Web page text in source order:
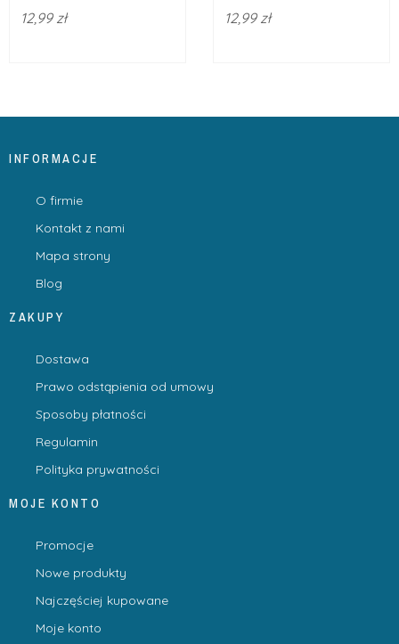
12,99 zł
12,99 zł
INFORMACJE
O firmie
Kontakt z nami
Mapa strony
Blog
ZAKUPY
Dostawa
Prawo odstąpienia od umowy
Sposoby płatności
Regulamin
Polityka prywatności
MOJE KONTO
Promocje
Nowe produkty
Najczęściej kupowane
Moje konto